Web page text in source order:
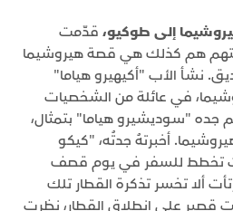
إلى طوكيو، قدّمت
هم كذلك هي قصة هيروشيما
نشأ الأب "أكيهيرو هياما"
هيروشيما، في عائلة من الشخصيات
جده "سوديشيرو هياما" بتمثال،
أخبرتهُ جدتُه، "كيكو
تخطط للسفر في يوم قصف
ألا تخسر تذكرة القطار تلك
قصير على انطلاق القطار، نظرت